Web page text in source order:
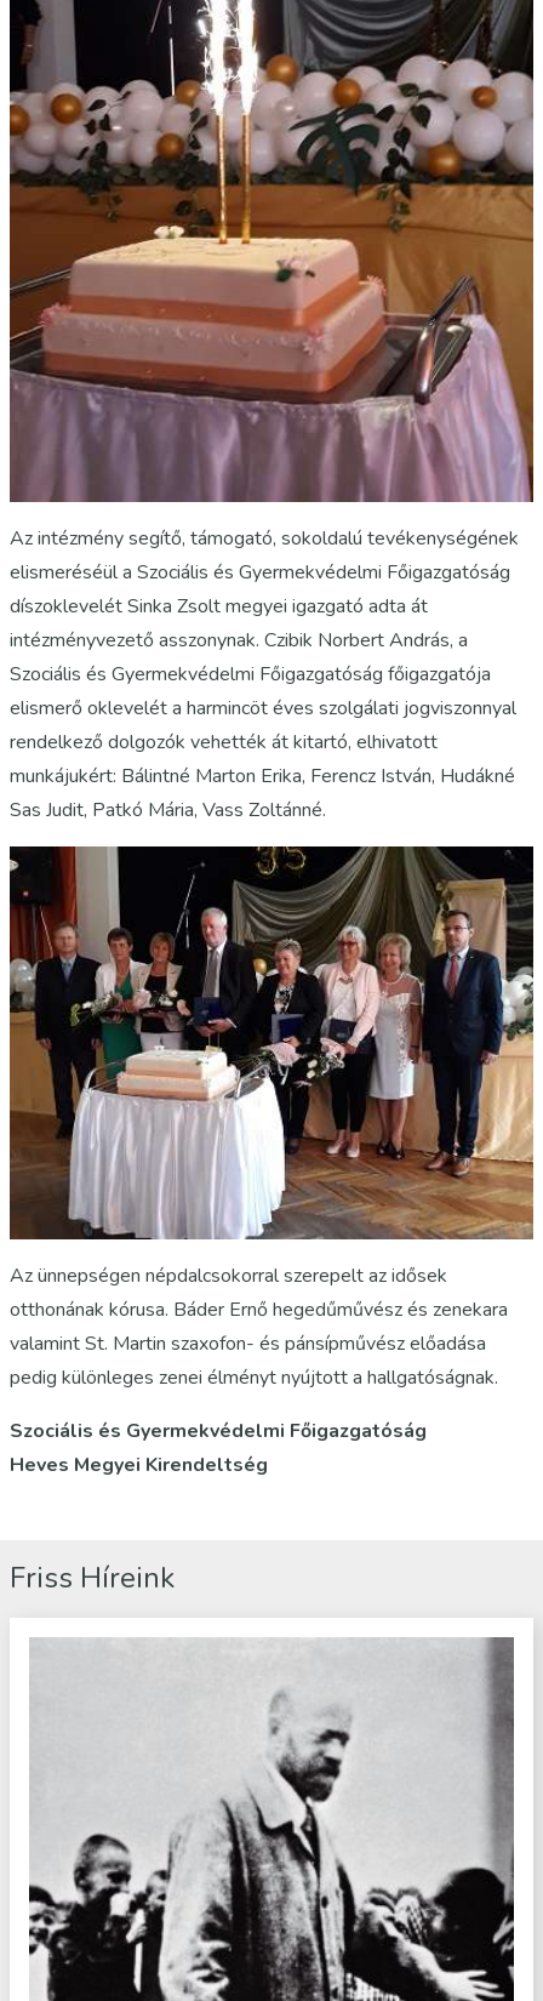
Az intézmény segítő, támogató, sokoldalú tevékenységének
elismeréséül a Szociális és Gyermekvédelmi Főigazgatóság
díszoklevelét Sinka Zsolt megyei igazgató adta át
intézményvezető asszonynak. Czibik Norbert András, a
Szociális és Gyermekvédelmi Főigazgatóság főigazgatója
elismerő oklevelét a harmincöt éves szolgálati jogviszonnyal
rendelkező dolgozók vehették át kitartó, elhivatott
munkájukért: Bálintné Marton Erika, Ferencz István, Hudákné
Sas Judit, Patkó Mária, Vass Zoltánné.
Az ünnepségen népdalcsokorral szerepelt az idősek
otthonának kórusa. Báder Ernő hegedűművész és zenekara
valamint St. Martin szaxofon- és pánsípművész előadása
pedig különleges zenei élményt nyújtott a hallgatóságnak.
Szociális és Gyermekvédelmi Főigazgatóság
Heves Megyei Kirendeltség
Friss Híreink